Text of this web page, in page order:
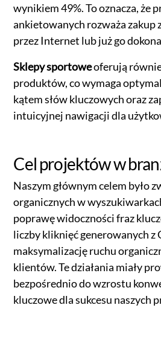
wynikiem 49%. To oznacza, że
ankietowanych rozważa zakup
przez Internet lub już go
Sklepy sportoweoferują
produktów, co wymaga
kątem słów kluczowych oraz
intuicyjnej nawigacji dla
Cel projektów w
Naszym głównym celem było
organicznych w
poprawę widoczności fraz
liczby kliknięć generowanych z
maksymalizację ruchu
klientów. Te działania miały
bezpośrednio do wzrostu
kluczowe dla sukcesu naszych